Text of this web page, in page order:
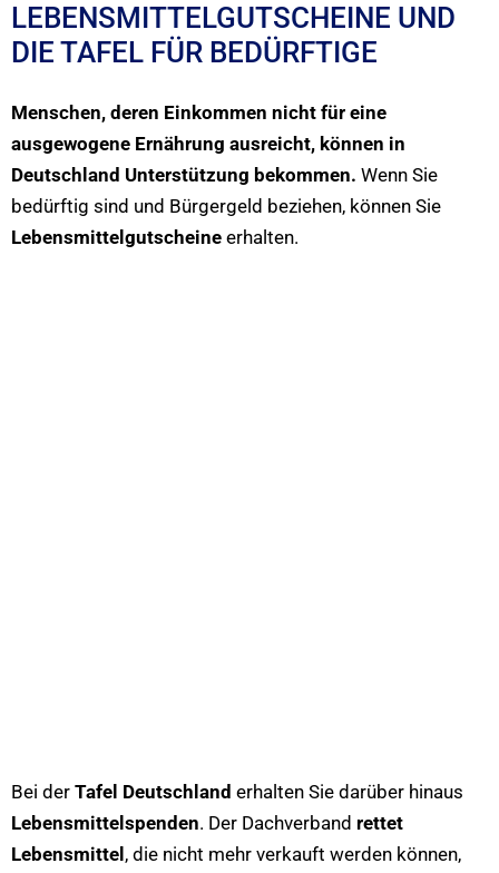
LEBENSMITTELGUTSCHEINE UND
DIE TAFEL FÜR BEDÜRFTIGE
Menschen, deren Einkommen nicht für eine
ausgewogene Ernährung ausreicht, können in
Deutschland Unterstützung bekommen. Wenn Sie
bedürftig sind und Bürgergeld beziehen, können Sie
Lebensmittelgutscheine erhalten.
Bei der Tafel Deutschland erhalten Sie darüber hinaus
Lebensmittelspenden. Der Dachverband rettet
Lebensmittel , die nicht mehr verkauft werden können,